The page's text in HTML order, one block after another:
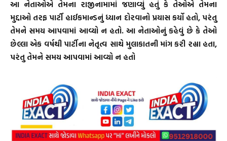
આ નેતાઓએ તેમના રાજીનામામાં જણાવ્યું હતું કે તેઓએ તેમના
મુદ્દાઓ તરફ પાર્ટી હાઈકમાન્ડનું ધ્યાન દોરવાનો પ્રયાસ કર્યો હતો, પરંતુ
તેમને સમય આપવામાં આવ્યો ન હતો. આ નેતાઓનું કહેવું છે કે તેઓ
છેલ્લા એક વર્ષથી પાર્ટીના નેતૃત્વ સાથે મુલાકાતની માંગ કરી રહ્યા હતા,
પરંતુ તેમને સમય આપવામાં આવ્યો ન હતો